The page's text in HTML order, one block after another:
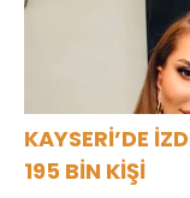
KAYSERİ’DE
195 BİN KİŞİ